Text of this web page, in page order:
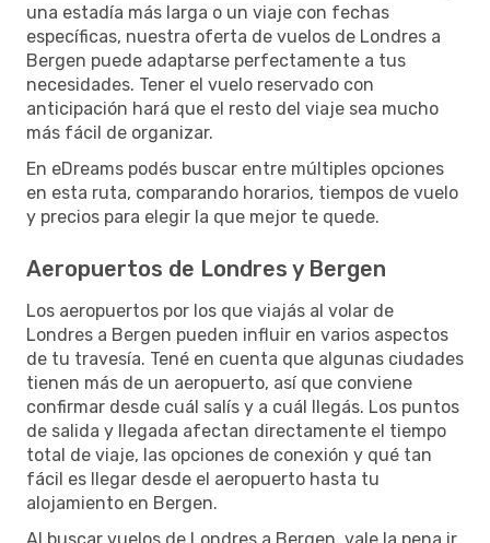
una estadía más larga o un viaje con fechas
específicas, nuestra oferta de vuelos de Londres a
Bergen puede adaptarse perfectamente a tus
necesidades. Tener el vuelo reservado con
anticipación hará que el resto del viaje sea mucho
más fácil de organizar.
En eDreams podés buscar entre múltiples opciones
en esta ruta, comparando horarios, tiempos de vuelo
y precios para elegir la que mejor te quede.
Aeropuertos de Londres y Bergen
Los aeropuertos por los que viajás al volar de
Londres a Bergen pueden influir en varios aspectos
de tu travesía. Tené en cuenta que algunas ciudades
tienen más de un aeropuerto, así que conviene
confirmar desde cuál salís y a cuál llegás. Los puntos
de salida y llegada afectan directamente el tiempo
total de viaje, las opciones de conexión y qué tan
fácil es llegar desde el aeropuerto hasta tu
alojamiento en Bergen.